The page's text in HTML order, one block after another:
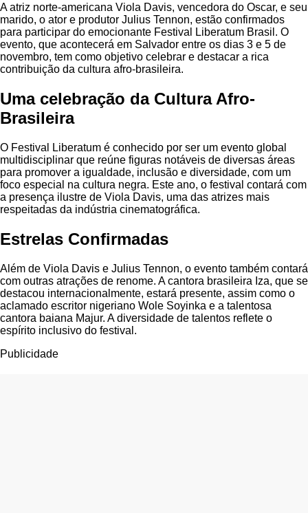
A atriz norte-americana Viola Davis, vencedora do Oscar, e seu
marido, o ator e produtor Julius Tennon, estão confirmados
para participar do emocionante Festival Liberatum Brasil. O
evento, que acontecerá em Salvador entre os dias 3 e 5 de
novembro, tem como objetivo celebrar e destacar a rica
contribuição da cultura afro-brasileira.
Uma celebração da Cultura Afro-
Brasileira
O Festival Liberatum é conhecido por ser um evento global
multidisciplinar que reúne figuras notáveis de diversas áreas
para promover a igualdade, inclusão e diversidade, com um
foco especial na cultura negra. Este ano, o festival contará com
a presença ilustre de Viola Davis, uma das atrizes mais
respeitadas da indústria cinematográfica.
Estrelas Confirmadas
Além de Viola Davis e Julius Tennon, o evento também contará
com outras atrações de renome. A cantora brasileira Iza, que se
destacou internacionalmente, estará presente, assim como o
aclamado escritor nigeriano Wole Soyinka e a talentosa
cantora baiana Majur. A diversidade de talentos reflete o
espírito inclusivo do festival.
Publicidade